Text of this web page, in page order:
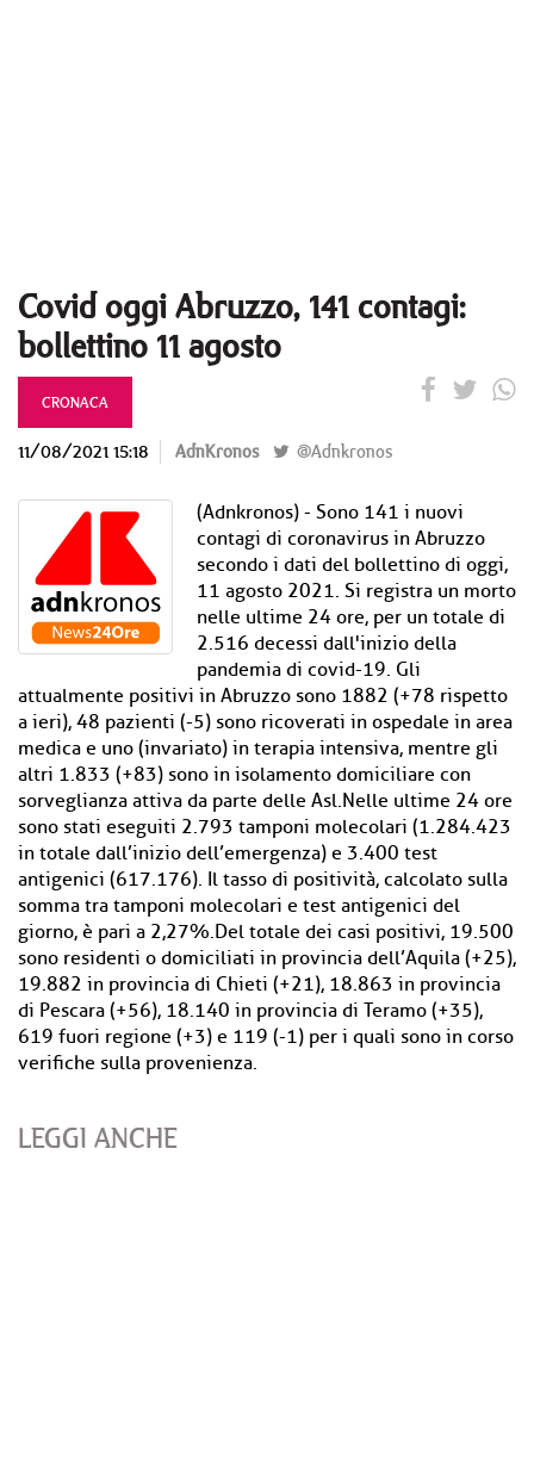
Covid oggi Abruzzo, 141 contagi:
bollettino 11 agosto
CRONACA
11/08/2021 15:18 AdnKronos @Adnkronos
(Adnkronos) - Sono 141 i nuovi
contagi di coronavirus in Abruzzo
secondo i dati del bollettino di oggi,
11 agosto 2021. Si registra un morto
nelle ultime 24 ore, per un totale di
2.516 decessi dall'inizio della
pandemia di covid-19. Gli
attualmente positivi in Abruzzo sono 1882 (+78 rispetto
a ieri), 48 pazienti (-5) sono ricoverati in ospedale in area
medica e uno (invariato) in terapia intensiva, mentre gli
altri 1.833 (+83) sono in isolamento domiciliare con
sorveglianza attiva da parte delle Asl.Nelle ultime 24 ore
sono stati eseguiti 2.793 tamponi molecolari (1.284.423
in totale dall’inizio dell’emergenza) e 3.400 test
antigenici (617.176). Il tasso di positività, calcolato sulla
somma tra tamponi molecolari e test antigenici del
giorno, è pari a 2,27%.Del totale dei casi positivi, 19.500
sono residenti o domiciliati in provincia dell’Aquila (+25),
19.882 in provincia di Chieti (+21), 18.863 in provincia
di Pescara (+56), 18.140 in provincia di Teramo (+35),
619 fuori regione (+3) e 119 (-1) per i quali sono in corso
verifiche sulla provenienza.
LEGGI ANCHE